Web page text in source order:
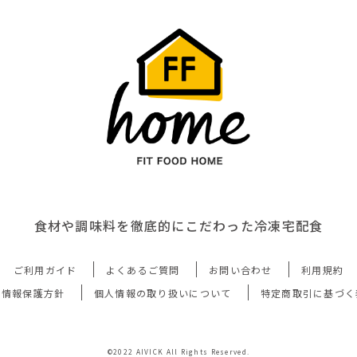
食材や調味料を徹底的にこだわった冷凍宅配食
ご利用ガイド よくあるご質問 お問い合わせ
利用規約
報保護方針
個人情報の取り扱いについて 特定商取引に基づ
©2022 AIVICK All Rights Reserved.